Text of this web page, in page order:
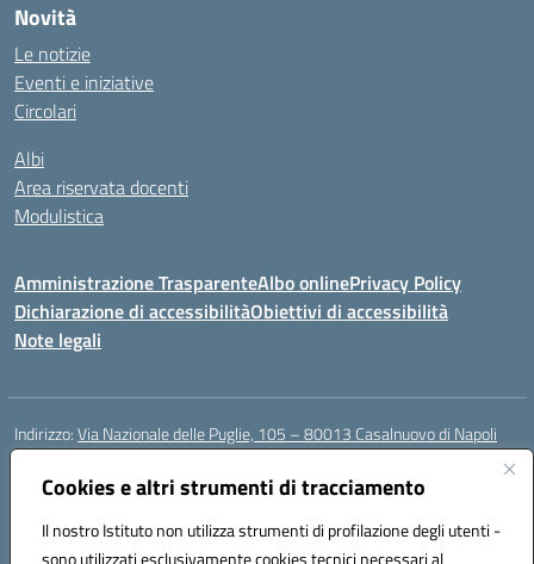
Cookies e altri strumenti di tracciamento
Il nostro Istituto non utilizza strumenti di profilazione degli utenti -
sono utilizzati esclusivamente cookies tecnici necessari al
Novità
Le notizie
Eventi e iniziative
Circolari
Albi
Area riservata docenti
Modulistica
Amministrazione TrasparenteAlbo onlinePrivacy Policy
Dichiarazione di accessibilitàObiettivi di accessibilità
Note legali
Indirizzo:Via Nazionale delle Puglie, 105 – 80013 Casalnuovo di Napoli
Centralino:
Email:naee32300a@istruzione.it
Codice fiscale: 93007720639